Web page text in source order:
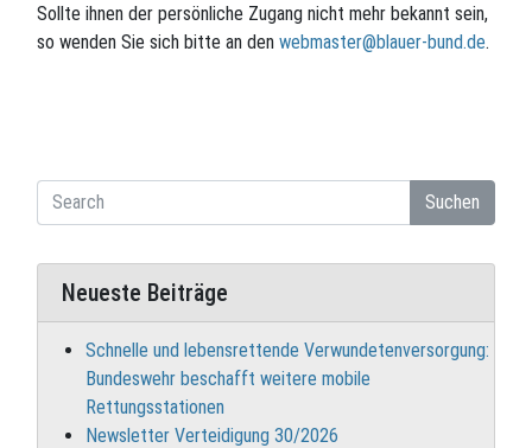
Sollte ihnen der persönliche Zugang nicht mehr bekannt sein,
so wenden Sie sich bitte an den webmaster@blauer-bund.de.
Suchen
Neueste Beiträge
Schnelle und lebensrettende Verwundetenversorgung:
Bundeswehr beschafft weitere mobile
Rettungsstationen
Newsletter Verteidigung 30/2026